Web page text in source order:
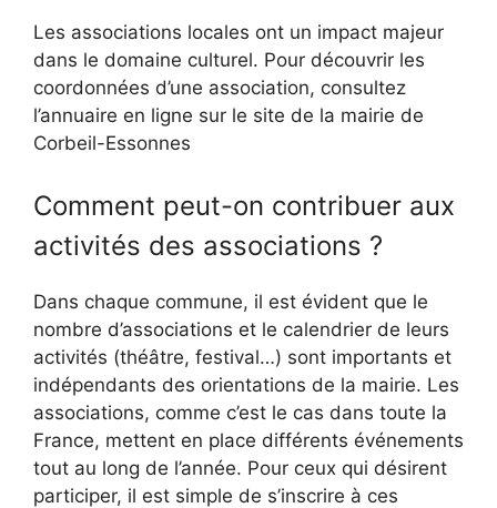
Les associations locales ont un impact majeur
dans le domaine culturel. Pour découvrir les
coordonnées d’une association, consultez
l’annuaire en ligne sur le site de la mairie de
Corbeil-Essonnes
Comment peut-on contribuer aux
activités des associations ?
Dans chaque commune, il est évident que le
nombre d’associations et le calendrier de leurs
activités (théâtre, festival…) sont importants et
indépendants des orientations de la mairie. Les
associations, comme c’est le cas dans toute la
France, mettent en place différents événements
tout au long de l’année. Pour ceux qui désirent
participer, il est simple de s’inscrire à ces